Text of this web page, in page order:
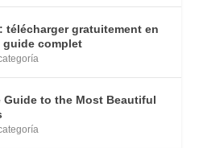
télécharger gratuitement en
guide complet
Guide to the Most Beautiful